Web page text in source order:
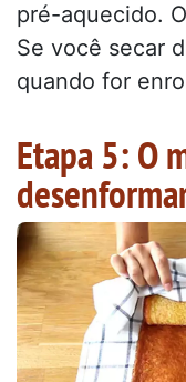
pré-aquecido.
Se você secar
quando for
Etapa 5: O